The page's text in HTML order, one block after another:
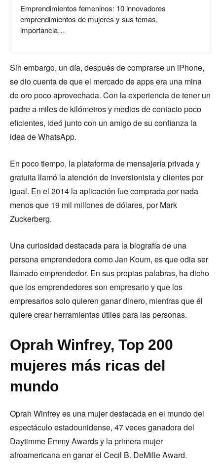
Emprendimientos femeninos: 10 innovadores
emprendimientos de mujeres y sus temas,
importancia…
Sin embargo, un día, después de comprarse un iPhone,
se dio cuenta de que el mercado de apps era una mina
de oro poco aprovechada. Con la experiencia de tener un
padre a miles de kilómetros y medios de contacto poco
eficientes, ideó junto con un amigo de su confianza la
idea de WhatsApp.
En poco tiempo, la plataforma de mensajería privada y
gratuita llamó la atención de inversionista y clientes por
igual. En el 2014 la aplicación fue comprada por nada
menos que 19 mil millones de dólares, por Mark
Zuckerberg.
Una curiosidad destacada para la biografía de una
persona emprendedora como Jan Koum, es que odia ser
llamado emprendedor. En sus propias palabras, ha dicho
que los emprendedores son empresario y que los
empresarios solo quieren ganar dinero, mientras que él
quiere crear herramientas útiles para las personas.
Oprah Winfrey, Top 200
mujeres más ricas del
mundo
Oprah Winfrey es una mujer destacada en el mundo del
espectáculo estadounidense, 47 veces ganadora del
Daytimme Emmy Awards y la primera mujer
afroamericana en ganar el Cecil B. DeMille Award.